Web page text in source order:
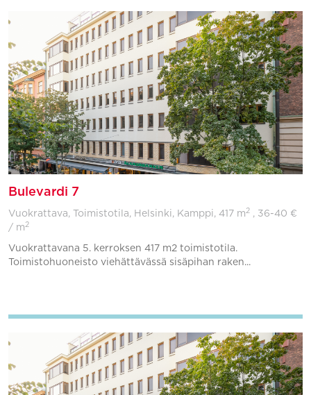
Bulevardi 7
Vuokrattava, Toimistotila, Helsinki, Kamppi, 417 m 2 , 36-40 €
/ m 2
Vuokrattavana 5. kerroksen 417 m2 toimistotila.
Toimistohuoneisto viehättävässä sisäpihan raken...